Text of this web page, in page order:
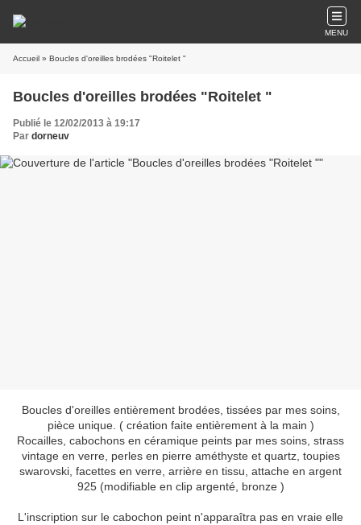
MENU
Accueil » Boucles d'oreilles brodées "Roitelet "
Boucles d'oreilles brodées "Roitelet "
Publié le 12/02/2013 à 19:17
Par dorneuv
Boucles d'oreilles entièrement brodées, tissées par mes soins,
pièce unique. ( création faite entièrement à la main )
Rocailles, cabochons en céramique peints par mes soins, strass
vintage en verre, perles en pierre améthyste et quartz, toupies
swarovski, facettes en verre, arrière en tissu, attache en argent
925 (modifiable en clip argenté, bronze )
L'inscription sur le cabochon peint n'apparaîtra pas en vraie elle